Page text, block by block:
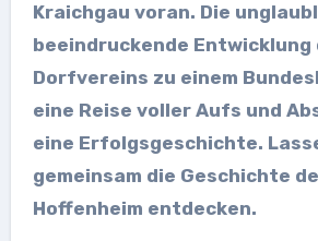
Kraichgau voran. Die
beeindruckende Entwicklung
Dorfvereins zu einem
eine Reise voller Aufs und
eine Erfolgsgeschichte.
gemeinsam die Geschichte
Hoffenheim entdecken.